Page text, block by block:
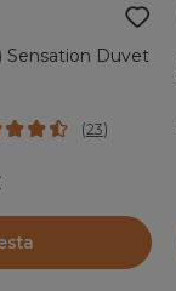
Sensation Duvet
(23)